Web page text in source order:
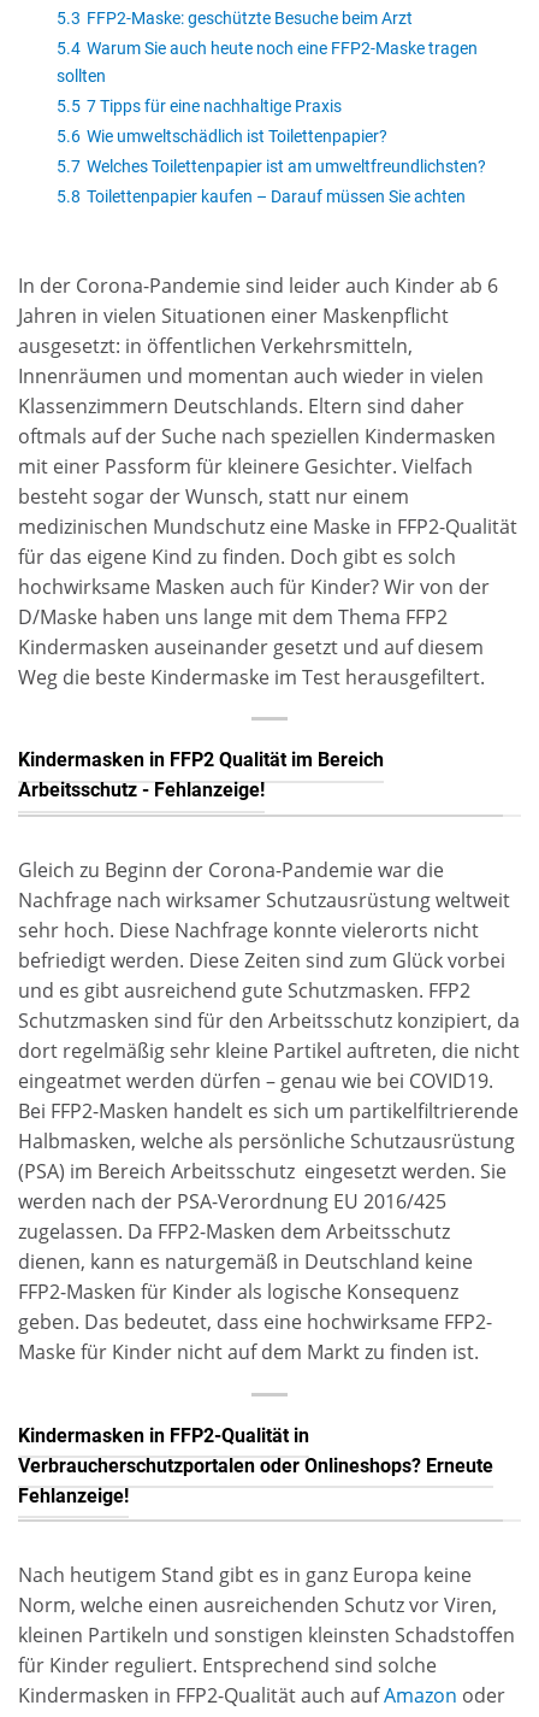
5.3 FFP2-Maske: geschützte Besuche beim Arzt
5.4 Warum Sie auch heute noch eine FFP2-Maske tragen
sollten
5.5 7 Tipps für eine nachhaltige Praxis
5.6 Wie umweltschädlich ist Toilettenpapier?
5.7 Welches Toilettenpapier ist am umweltfreundlichsten?
5.8 Toilettenpapier kaufen – Darauf müssen Sie achten
In der Corona-Pandemie sind leider auch Kinder ab 6
Jahren in vielen Situationen einer Maskenpflicht
ausgesetzt: in öffentlichen Verkehrsmitteln,
Innenräumen und momentan auch wieder in vielen
Klassenzimmern Deutschlands. Eltern sind daher
oftmals auf der Suche nach speziellen Kindermasken
mit einer Passform für kleinere Gesichter. Vielfach
besteht sogar der Wunsch, statt nur einem
medizinischen Mundschutz eine Maske in FFP2-Qualität
für das eigene Kind zu finden. Doch gibt es solch
hochwirksame Masken auch für Kinder? Wir von der
D/Maske haben uns lange mit dem Thema FFP2
Kindermasken auseinander gesetzt und auf diesem
Weg die beste Kindermaske im Test herausgefiltert.
Kindermasken in FFP2 Qualität im Bereich
Arbeitsschutz - Fehlanzeige!
Gleich zu Beginn der Corona-Pandemiewar die
Nachfrage nach wirksamer Schutzausrüstung weltweit
sehr hoch. Diese Nachfrage konnte vielerorts nicht
befriedigt werden. Diese Zeiten sind zum Glück vorbei
und es gibt ausreichend gute Schutzmasken. FFP2
Schutzmasken sind für den Arbeitsschutz konzipiert, da
dort regelmäßig sehr kleine Partikel auftreten, die nicht
eingeatmet werden dürfen – genau wie bei COVID19.
Bei FFP2-Masken handelt es sich um partikelfiltrierende
Halbmasken, welche als persönliche Schutzausrüstung
(PSA) im Bereich Arbeitsschutz eingesetztwerden. Sie
werden nach der PSA-Verordnung EU 2016/425
zugelassen. Da FFP2-Masken dem Arbeitsschutz
dienen, kann es naturgemäß in Deutschland keine
FFP2-Masken für Kinder als logische Konsequenz
geben. Das bedeutet, dass eine hochwirksame FFP2-
Maske für Kinder nicht auf dem Markt zu finden ist.
Kindermasken in FFP2-Qualität in
Verbraucherschutzportalen oder Onlineshops? Erneute
Fehlanzeige!
Nach heutigem Stand gibt es in ganz Europa keine
Norm, welche einen ausreichenden Schutz vor Viren,
kleinen Partikeln und sonstigen kleinsten Schadstoffen
für Kinder reguliert. Entsprechend sind solche
Kindermasken in FFP2-Qualität auch aufAmazon oder